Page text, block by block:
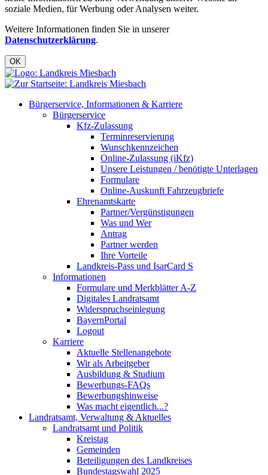
soziale Medien, für Werbung oder Analysen weiter.
Weitere Informationen finden Sie in unserer
Datenschutzerklärung.
OK
Bürgerservice, Informationen & Karriere
Bürgerservice
Kfz-Zulassung
Terminreservierung
Wunschkennzeichen
Online-Zulassung (iKfz)
Unsere Leistungen / benötigte Unterlagen
Formulare
Online-Auskunft Fahrzeugbriefe
Ehrenamtskarte
Partner/Vergünstigungen
Was und Wer
Antrag
Partner werden
Ihre Vorteile
Landkreis-Pass und IsarCard S
Informationen
Formulare und Merkblätter A-Z
Digitales Landratsamt
Widerspruchseinlegung
BayernPortal
Logout
Karriere
Aktuelle Stellenangebote
Wir als Arbeitgeber
Ausbildung & Studium
Bewerbungs-FAQs
Bewerbungshinweise
Was macht eigentlich...?
Landratsamt, Verwaltung & Aktuelles
Landratsamt und Politik
Kreistag
Gemeinden
Beteiligungen des Landkreises
Bundestagswahl 2025